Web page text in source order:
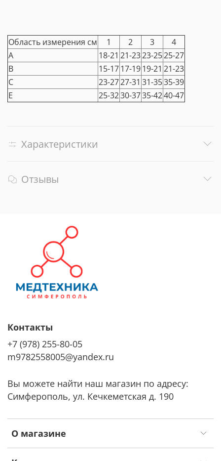
Область измерения см 1 2 3
4
А
18-21 21-2323-2525-27
В
15-1717-1919-21 21-23
С
23-2727-31 31-3535-39
Е
25-3230-3735-4240-47
Характеристики
Отзывы
О магазине
Контакты
+7 (978) 255-80-05
m9782558005@yandex.ru
Вы можете найти наш магазин по адресу:
Симферополь, ул. Кечкеметская д. 190